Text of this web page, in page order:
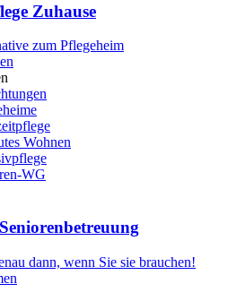
Zuhause
zum Pflegeheim
Wohnen
WG
dann, wenn Sie sie brauchen!